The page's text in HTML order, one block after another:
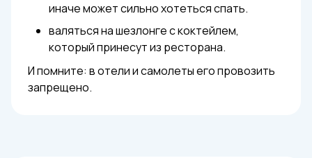
иначе может сильно хотеться спать.
валяться на шезлонге с коктейлем,
который принесут из ресторана.
И помните: в отели и самолеты его провозить
запрещено.